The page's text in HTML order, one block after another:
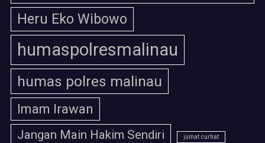
Heru Eko Wibowo
humaspolresmalinau
humas polres malinau
Imam Irawan
Jangan Main Hakim Sendiri jumat curhat